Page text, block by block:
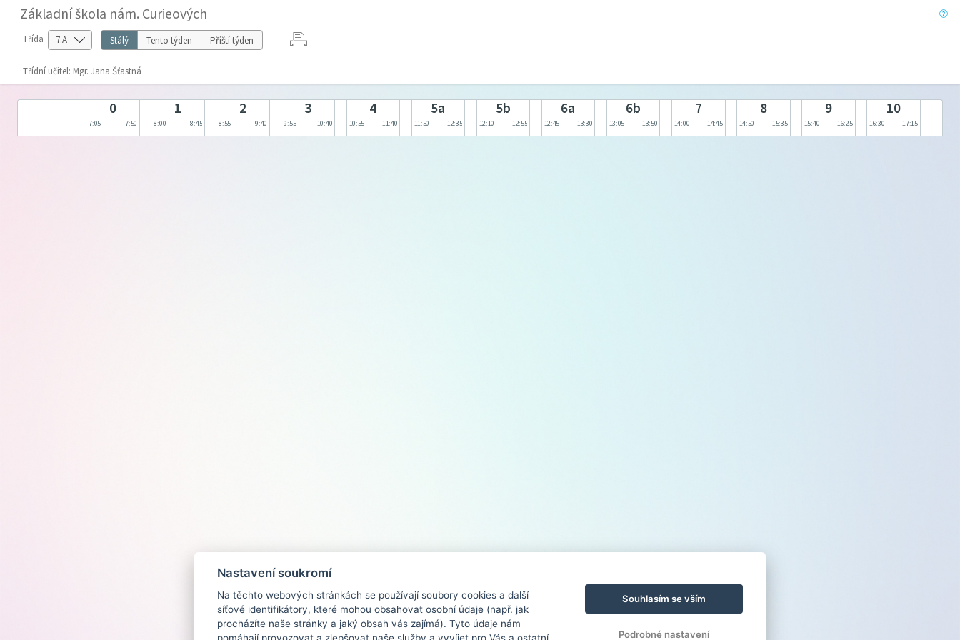
Základní škola nám. Curieových
Třída Stálý Tento týden Příští týden
Třídní učitel: Mgr. Jana Šťastná
0
7:05 7:50
1
8:00 8:45
2
8:55 9:40
3
9:55 10:40
4
10:55 11:40
5a
11:50 12:35
5b
12:10 12:55
6a
12:45 13:30
6b
13:05 13:50
7
14:00 14:45
8
14:50 15:35
9
15:40 16:25
10
16:30 17:15
Nastavení soukromí
Na těchto webových stránkách se používají soubory cookies a další
síťové identifikátory, které mohou obsahovat osobní údaje (např. jak
procházíte naše stránky a jaký obsah vás zajímá). Tyto údaje nám
Souhlasím se vším
Podrobné nastavení